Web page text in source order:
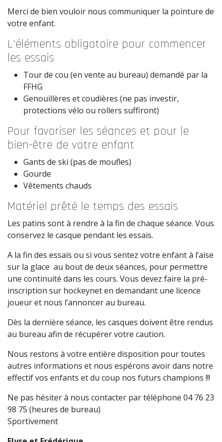
Merci de bien vouloir nous communiquer la pointure de
votre enfant.
L’éléments obligatoire pour commencer
les essais
Tour de cou (en vente au bureau) demandé par la
FFHG
Genouillères et coudières (ne pas investir,
protections vélo ou rollers suffiront)
Pour favoriser les séances et pour le
bien-être de votre enfant
Gants de ski (pas de moufles)
Gourde
Vêtements chauds
Matériel prêté le temps des essais
Les patins sont à rendre à la fin de chaque séance. Vous
conservez le casque pendant les essais.
A la fin des essais ou si vous sentez votre enfant à l’aise
sur la glace au bout de deux séances, pour permettre
une continuité dans les cours. Vous devez faire la pré-
inscription sur hockeynet en demandant une licence
joueur et nous l’annoncer au bureau.
Dès la dernière séance, les casques doivent être rendus
au bureau afin de récupérer votre caution.
Nous restons à votre entière disposition pour toutes
autres informations et nous espérons avoir dans notre
effectif vos enfants et du coup nos futurs champions !!!
Ne pas hésiter à nous contacter par téléphone 04 76 23
98 75 (heures de bureau)
Sportivement